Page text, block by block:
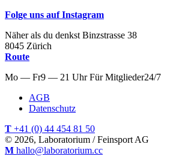
Folge uns auf Instagram
Näher als du denkst Binzstrasse 38
8045 Zürich
Route
Mo — Fr9 — 21 Uhr Für Mitglieder24/7
AGB
Datenschutz
T +41 (0) 44 454 81 50
© 2026, Laboratorium / Feinsport AG
M hallo@laboratorium.cc